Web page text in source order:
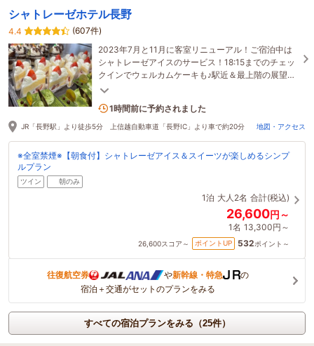
シャトレーゼホテル長野
4.4
(607件)
2023年7月と11月に客室リニューアル！ご宿泊中は
シャトレーゼアイスのサービス！18:15までのチェッ
クインでウェルカムケーキも♪駅近＆最上階の展望浴
場で日頃の疲れを癒してリフレッシュ！
6名がこの宿を見ています
1時間前に予約されました
JR「長野駅」より徒歩5分 上信越自動車道「長野IC」より車で約20分 地図・アクセス
※全室禁煙※【朝食付】シャトレーゼアイス＆スイーツが楽しめるシンプ
ルプラン
ツイン 朝のみ
1泊 大人2名 合計(税込)
26,600円～
1名 13,300円～
26,600スコア～ ポイントUP 532ポイント～
往復航空券 や新幹線・特急
の
宿泊＋交通がセットのプランをみる
すべての宿泊プランをみる（25件）